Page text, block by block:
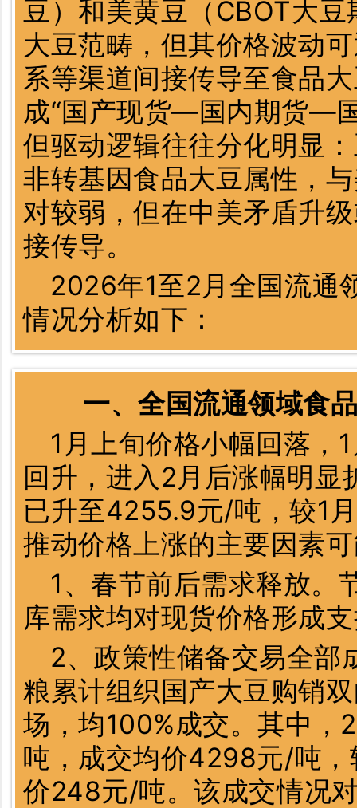
豆）和美黄豆（CBOT大
大豆范畴，但其价格波动
系等渠道间接传导至食品
成“国产现货—国内期货—
但驱动逻辑往往分化明显
非转基因食品大豆属性，
对较弱，但在中美矛盾升
接传导。
2026年1至2月全国流通
情况分析如下：
一、全国流通领域食
1月上旬价格小幅回落，
回升，进入2月后涨幅明显
已升至4255.9元/吨，较1
推动价格上涨的主要因素
1、春节前后需求释放。
库需求均对现货价格形成
2、政策性储备交易全部
粮累计组织国产大豆购销
场，均100%成交。其中
吨，成交均价4298元/吨
价248元/吨。该成交情况